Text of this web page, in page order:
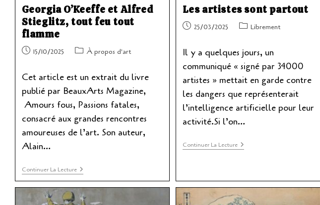
Georgia O’Keeffe et Alfred
Stieglitz, tout feu tout
flamme
Publication
15/10/2025
PostÀ propos d'art
Cet article est un extrait du livre
publié par BeauxArts Magazine,
Amours fous, Passions fatales,
consacré aux grandes rencontres
amoureuses de l’art. Son auteur,
Alain…
Continuer La LectureGeorgia
O’Keeffe
Et
Alfred
Stieglitz,
Les artistes sont partout
Publication
25/03/2025
PostLibrement
Il y a quelques jours, un
communiqué « signé par 34000
artistes » mettait en garde contre
les dangers que représenterait
l’intelligence artificielle pour leur
activité.Si l’on…
Continuer La LectureLes
Artistes